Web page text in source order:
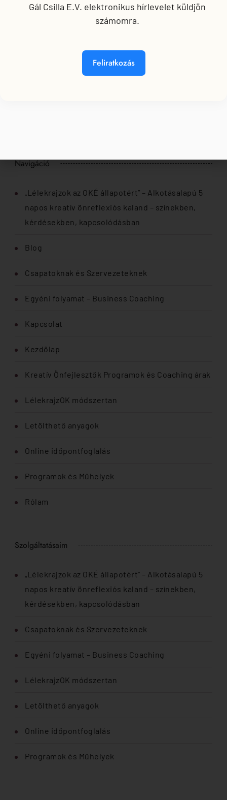
Navigáció
„Lélekrajzok az OKÉ állapotért” – Alkotásalapú 5
napos kreatív önreflexiós kaland – színekben,
kérdésekben, kapcsolódásban
Blog
Csapatoknak és Szervezeteknek
Egyéni folyamat – Business Coaching
Kapcsolat
Kezdőlap
Kreatív Önfejlesztők Programok és Coaching árak
LélekrajzOK módszertan
Letölthető anyagok
Online időpontfoglalás
Programok és Műhelyek
Rólam
Szolgáltatásaim
„Lélekrajzok az OKÉ állapotért” – Alkotásalapú 5
napos kreatív önreflexiós kaland – színekben,
kérdésekben, kapcsolódásban
Csapatoknak és Szervezeteknek
Egyéni folyamat – Business Coaching
LélekrajzOK módszertan
Letölthető anyagok
Online időpontfoglalás
Programok és Műhelyek
Gál Csilla E.V. elektronikus hírlevelet küldjön
számomra.
Feliratkozás